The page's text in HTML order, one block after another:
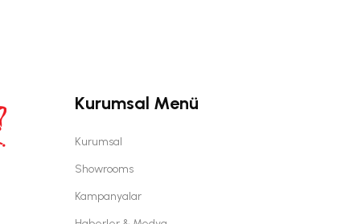
Kurumsal Menü
Kurumsal
Showrooms
Kampanyalar